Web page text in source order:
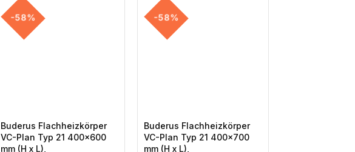
-58%
Buderus Flachheizkörper
VC-Plan Typ 21 400×600
mm (H x L),
-58%
Buderus Flachheizkörper
VC-Plan Typ 21 400×700
mm (H x L),